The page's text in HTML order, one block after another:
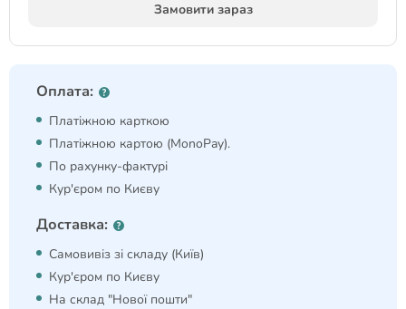
Замовити зараз
Оплата:
Платіжною карткою
Платіжною картою (MonoPay).
По рахунку-фактурі
Кур'єром по Києву
Доставка:
Самовивіз зі складу (Київ)
Кур'єром по Києву
На склад "Нової пошти"